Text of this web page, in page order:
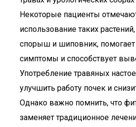
Некоторые пациенты
использование таких
спорыш и шиповник, помогает
симптомы и способствует
Употребление травяных
улучшить работу почек и
Однако важно помнить, что
заменяет традиционное